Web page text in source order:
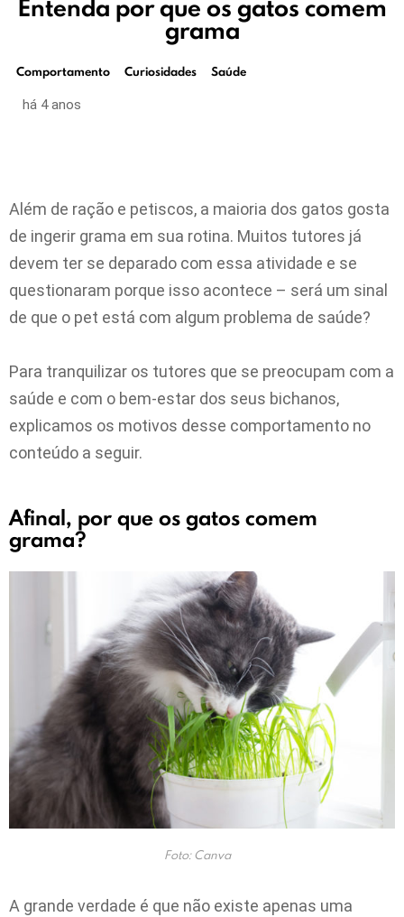
Entenda por que os gatos comem
grama
Comportamento Curiosidades Saúde
há 4 anos
Além de ração e petiscos, a maioria dos gatos gosta
de ingerir grama em sua rotina. Muitos tutores já
devem ter se deparado com essa atividade e se
questionaram porque isso acontece – será um sinal
de que o pet está com algum problema de saúde?
Para tranquilizar os tutores que se preocupam com a
saúde e com o bem-estar dos seus bichanos,
explicamos os motivos desse comportamento no
conteúdo a seguir.
Afinal, por que os gatos comem
grama?
Foto: Canva
A grande verdade é que não existe apenas uma